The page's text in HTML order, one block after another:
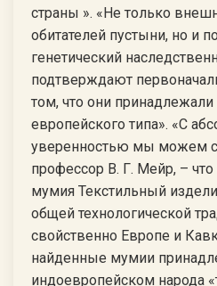
страны ». «Не только
обитателей пустыни, но и
генетический
подтверждают
том, что они
европейского типа». «С
уверенностью мы можем
профессор В. Г. Мейр, –
мумия Текстильный
общей технологической
свойственно Европе и
найденные мумии
индоевропейском народа